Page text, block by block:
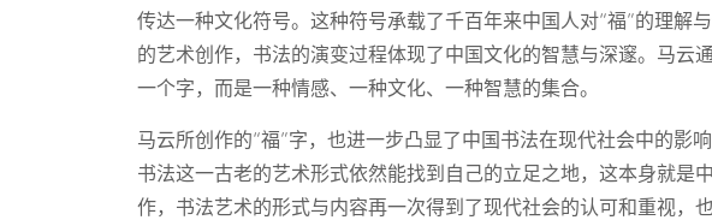
传达一种文化符号。这种符号承载了千百年来中国人对“福”的理解
的艺术创作，书法的演变过程体现了中国文化的智慧与深邃。马云
一个字，而是一种情感、一种文化、一种智慧的集合。
马云所创作的“福”字，也进一步凸显了中国书法在现代社会中的影
书法这一古老的艺术形式依然能找到自己的立足之地，这本身就是
作，书法艺术的形式与内容再一次得到了现代社会的认可和重视，